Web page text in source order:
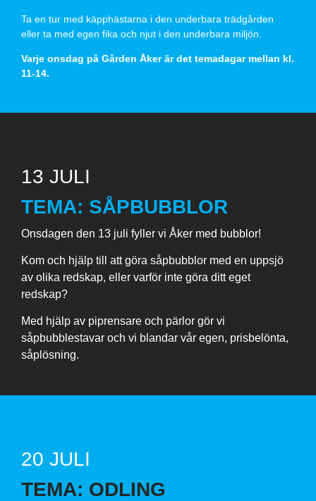
Ta en tur med käpphästarna i den underbara trädgården
eller ta med egen fika och njut i den underbara miljön.
Varje onsdag på Gården Åker är det temadagar mellan kl.
11-14.
13 JULI
TEMA: SÅPBUBBLOR
Onsdagen den 13 juli fyller vi Åker med bubblor!
Kom och hjälp till att göra såpbubblor med en uppsjö
av olika redskap, eller varför inte göra ditt eget
redskap?
Med hjälp av piprensare och pärlor gör vi
såpbubblestavar och vi blandar vår egen, prisbelönta,
såplösning.
20 JULI
TEMA: ODLING